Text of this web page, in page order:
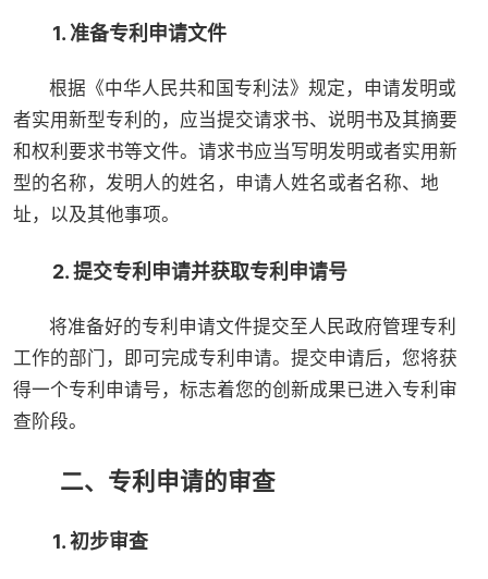
1. 准备专利申请文件
根据《中华人民共和国专利法》规定，申请发明或
者实用新型专利的，应当提交请求书、说明书及其摘要
和权利要求书等文件。请求书应当写明发明或者实用新
型的名称，发明人的姓名，申请人姓名或者名称、地
址，以及其他事项。
2. 提交专利申请并获取专利申请号
将准备好的专利申请文件提交至人民政府管理专利
工作的部门，即可完成专利申请。提交申请后，您将获
得一个专利申请号，标志着您的创新成果已进入专利审
查阶段。
二、专利申请的审查
1. 初步审查